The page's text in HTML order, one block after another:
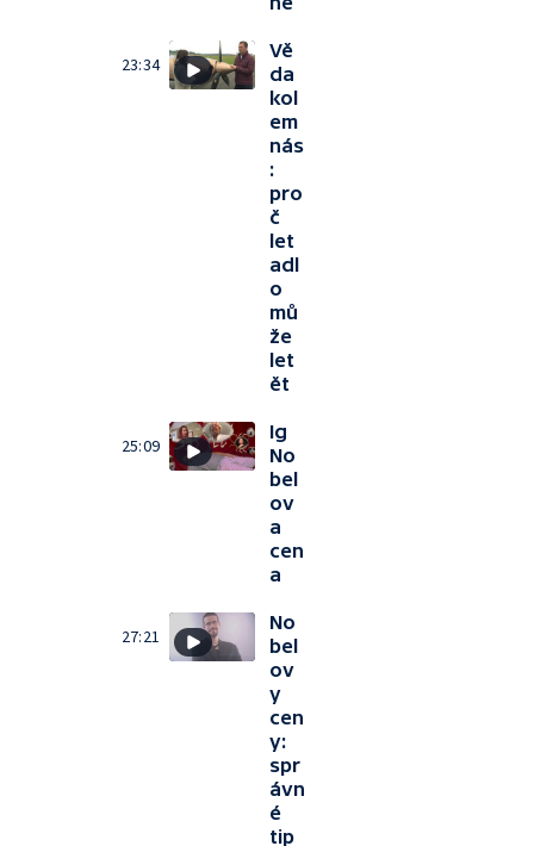
23:34
Vě
da
kol
em
nás
:
pro
č
let
adl
o
mů
že
let
ět
25:09
Ig
No
bel
ov
a
cen
a
27:21
No
bel
ov
y
cen
y:
spr
ávn
é
tip